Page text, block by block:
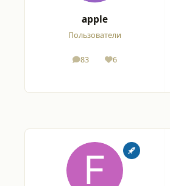
apple
Пользователи
83
сообщения
6
Репутация